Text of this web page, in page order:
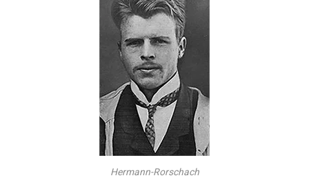
Hermann-Rorschach